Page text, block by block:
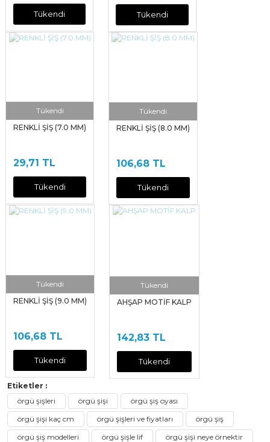
Tükendi Tükendi
Tükendi
RENKLİ ŞİŞ (7.0 MM)
29,71 TL
Tükendi
Tükendi
RENKLİ ŞİŞ (8.0 MM)
106,68 TL
Tükendi
Tükendi
RENKLİ ŞİŞ (9.0 MM)
106,68 TL
Tükendi
Tükendi
AHŞAP MOTİF KALP
142,83 TL
Tükendi
Etiketler :
örgü şişleri
örgü şişi
örgü şiş oyası
örgü şişi kaç cm
örgü şişleri ve fiyatları
örgü şiş
örgü şiş modelleri
örgü şişle lif
örgü şişi neye örnektir